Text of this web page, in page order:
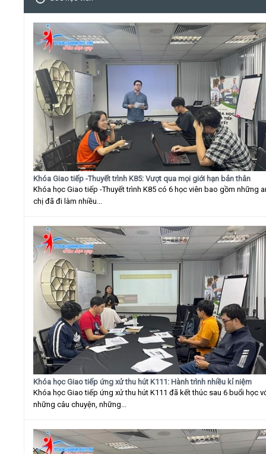
Khóa Giao tiếp -Thuyết trình K85: Vượt qua mọi giới hạn bản thân
Khóa học Giao tiếp -Thuyết trình K85 có 6 học viên bao gồm những
chị đã đi làm nhiều...
Khóa học Giao tiếp ứng xử thu hút K111: Hành trình nhiều kỉ niệm
Khóa học Giao tiếp ứng xử thu hút K111 đã kết thúc sau 6 buổi học
những câu chuyện, những...